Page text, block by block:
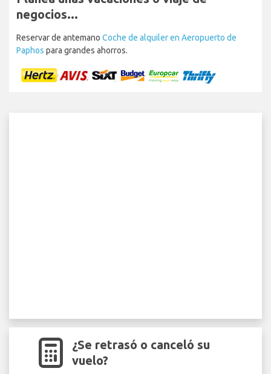
negocios...
Reservar de antemano Coche de alquiler en Aeropuerto de
Paphos para grandes ahorros.
¿Se retrasó o canceló su
vuelo?